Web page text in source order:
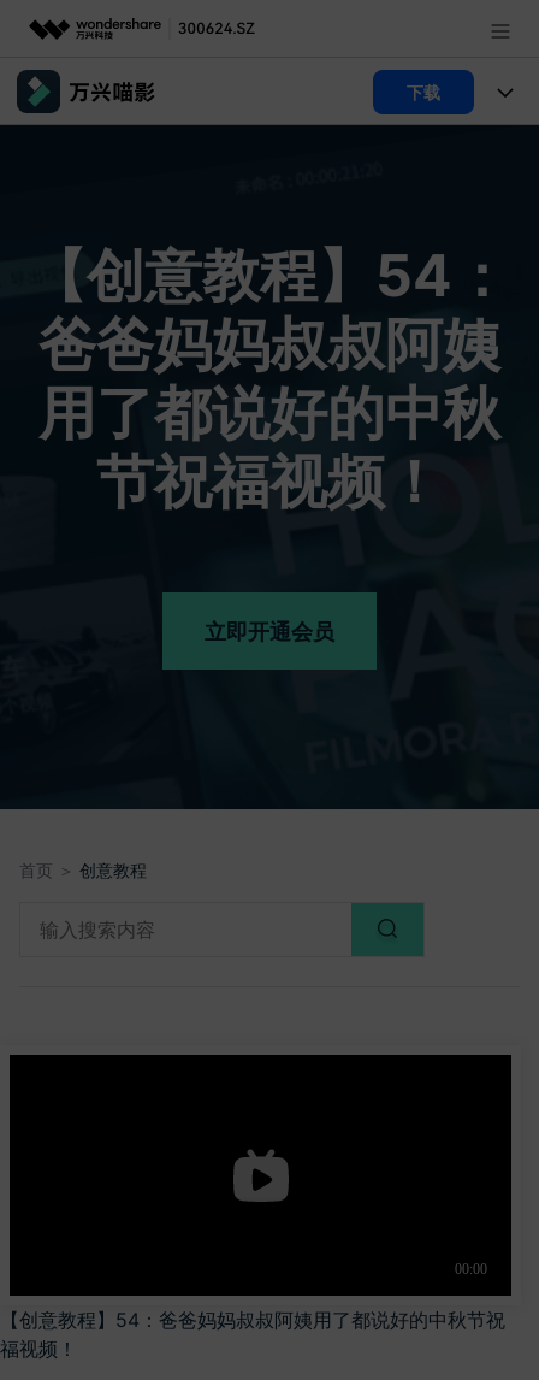
推荐产品
关于万兴
加入我们
帮助中心
客服热线：4000-300624
下载
产品功能
视频/照片
AI 文本转视频 NEW
AI 图生视频 NEW
AI 绘画
AI 视频续写 NEW
解决方案
政企服务
专业创作人群
品牌合作故事
使用教程
文章资讯
其他
帮助中心
产品支持
登录 立即购买
【创意教程】54：
爸爸妈妈叔叔阿姨
用了都说好的中秋
节祝福视频！
立即开通会员
首页 ＞ 创意教程
【创意教程】54：爸爸妈妈叔叔阿姨用了都说好的中秋节祝
福视频！